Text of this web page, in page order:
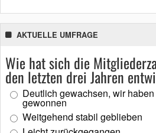
AKTUELLE UMFRAGE
Wie hat sich die
den letzten drei Jahren
Deutlich gewachsen, wir
gewonnen
Weitgehend stabil geblieben